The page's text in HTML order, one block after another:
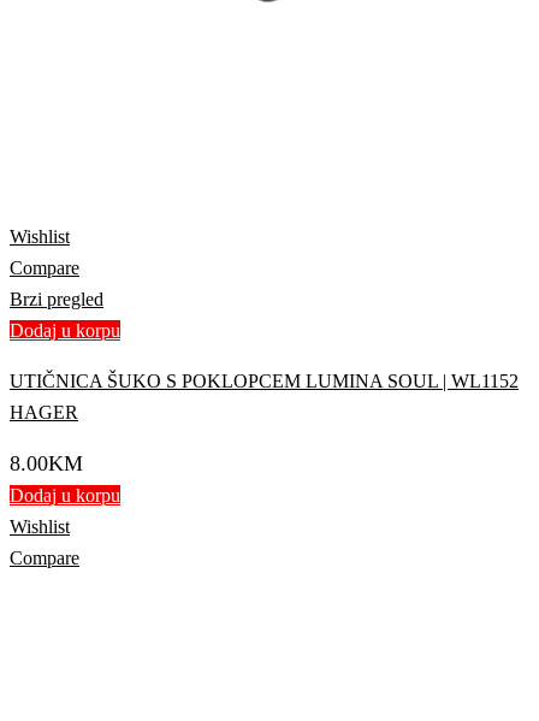
Wishlist
Compare
Brzi pregled
Dodaj u korpu
UTIČNICA ŠUKO S POKLOPCEM LUMINA SOUL | WL1152
HAGER
8.00KM
Dodaj u korpu
Wishlist
Compare